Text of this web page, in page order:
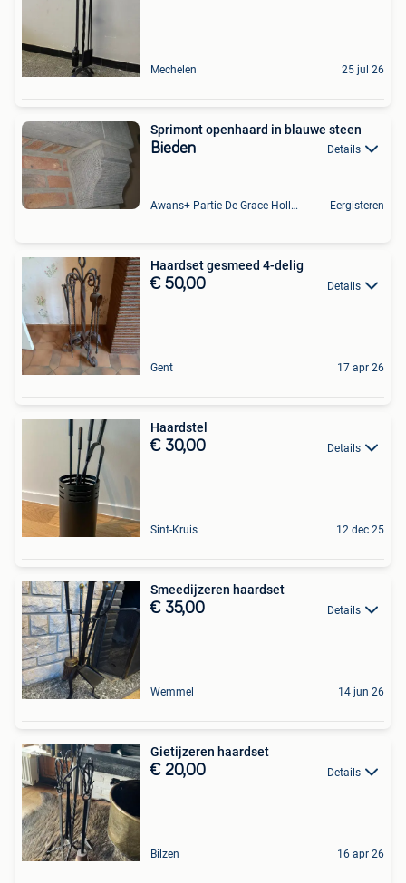
Mechelen 25 jul 26
Sprimont openhaard in blauwe steen
Bieden Details
Awans+ Partie De Grace-Hollogne Eergisteren
Haardset gesmeed 4-delig
€ 50,00 Details
Gent 17 apr 26
Haardstel
€ 30,00 Details
Sint-Kruis 12 dec 25
Smeedijzeren haardset
€ 35,00 Details
Wemmel 14 jun 26
Gietijzeren haardset
€ 20,00 Details
Bilzen 16 apr 26